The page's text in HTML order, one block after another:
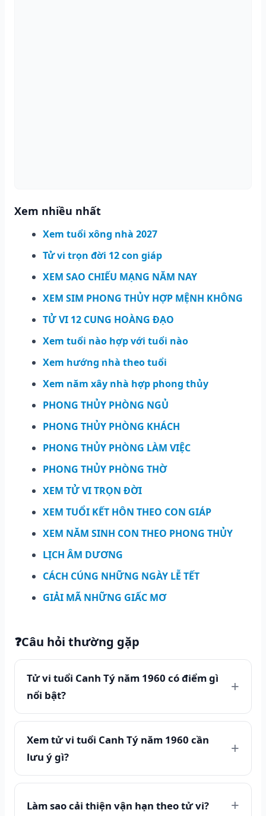
Xem nhiều nhất
Xem tuổi xông nhà 2027
Tử vi trọn đời 12 con giáp
XEM SAO CHIẾU MẠNG NĂM NAY
XEM SIM PHONG THỦY HỢP MỆNH KHÔNG
TỬ VI 12 CUNG HOÀNG ĐẠO
Xem tuổi nào hợp với tuổi nào
Xem hướng nhà theo tuổi
Xem năm xây nhà hợp phong thủy
PHONG THỦY PHÒNG NGỦ
PHONG THỦY PHÒNG KHÁCH
PHONG THỦY PHÒNG LÀM VIỆC
PHONG THỦY PHÒNG THỜ
XEM TỬ VI TRỌN ĐỜI
XEM TUỔI KẾT HÔN THEO CON GIÁP
XEM NĂM SINH CON THEO PHONG THỦY
LỊCH ÂM DƯƠNG
CÁCH CÚNG NHỮNG NGÀY LỄ TẾT
GIẢI MÃ NHỮNG GIẤC MƠ
❓Câu hỏi thường gặp
Tử vi tuổi Canh Tý năm 1960 có điểm gì
nổi bật?
Xem tử vi tuổi Canh Tý năm 1960 cần
lưu ý gì?
Làm sao cải thiện vận hạn theo tử vi?